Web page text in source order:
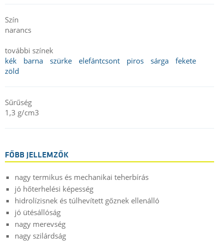
Szín
narancs
további színek
kék
barna szürke elefántcsont piros sárga
fekete
zöld
Sűrűség
1,3 g/cm3
FŐBB JELLEMZŐK
nagy termikus és mechanikai teherbírás
jó hőterhelési képesség
hidrolízisnek és túlhevített gőznek ellenálló
jó ütésállóság
nagy merevség
nagy szilárdság